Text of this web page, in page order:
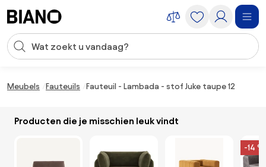
Zoekopdracht invoeren
Meubels Fauteuils Fauteuil - Lambada - stof Juke taupe 12
Producten die je misschien leuk vindt
-14 %